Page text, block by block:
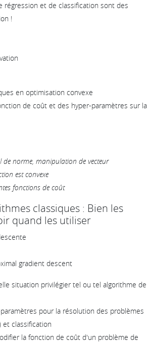
régression et de classification sont des
!
en optimisation convexe
de coût et des hyper-paramètres sur la
de norme, manipulation de vecteur
est convexe
fonctions de coût
classiques : Bien les
quand les utiliser
gradient descent
situation privilégier tel ou tel algorithme de
pour la résolution des problèmes
et classification
la fonction de coût d'un problème de